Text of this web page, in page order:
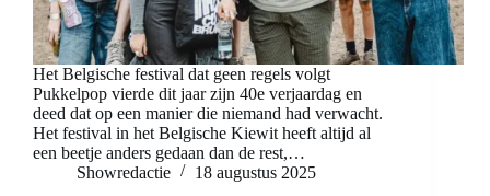
Het Belgische festival dat geen regels volgt
Pukkelpop vierde dit jaar zijn 40e verjaardag en
deed dat op een manier die niemand had verwacht.
Het festival in het Belgische Kiewit heeft altijd al
een beetje anders gedaan dan de rest,…
Showredactie
18 augustus 2025